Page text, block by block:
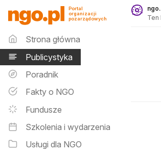
Publicystyka - ngo.pl
Portal
organizacji
pozarządowych
Menu główne
Strona główna
Publicystyka
Poradnik
Fakty o NGO
Fundusze
Szkolenia i wydarzenia
Usługi dla NGO
Ten